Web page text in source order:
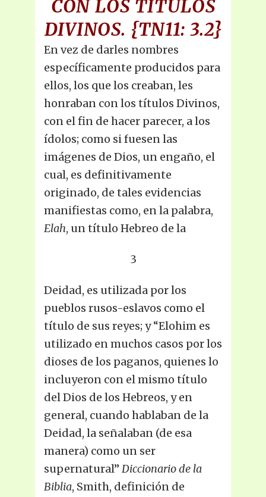
CON LOS TÍTULOS
DIVINOS. {TN11: 3.2}
En vez de darles nombres
específicamente producidos para
ellos, los que los creaban, les
honraban con los títulos Divinos,
con el fin de hacer parecer, a los
ídolos; como si fuesen las
imágenes de Dios, un engaño, el
cual, es definitivamente
originado, de tales evidencias
manifiestas como, en la palabra,
Elah, un título Hebreo de la
3
Deidad, es utilizada por los
pueblos rusos-eslavos como el
título de sus reyes; y “Elohim es
utilizado en muchos casos por los
dioses de los paganos, quienes lo
incluyeron con el mismo título
del Dios de los Hebreos, y en
general, cuando hablaban de la
Deidad, la señalaban (de esa
manera) como un ser
supernatural” Diccionario de la
Biblia, Smith, definición de